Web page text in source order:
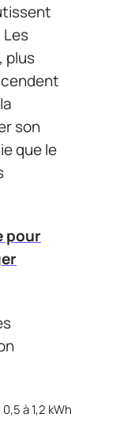
, plus
son
que le
pour
0,5 à 1,2 kWh